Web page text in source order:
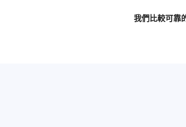
我們比較可靠